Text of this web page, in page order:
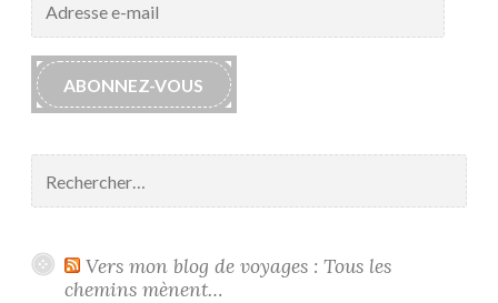
mail
ABONNEZ-VOUS
Vers mon blog de voyages : Tous les
chemins mènent…